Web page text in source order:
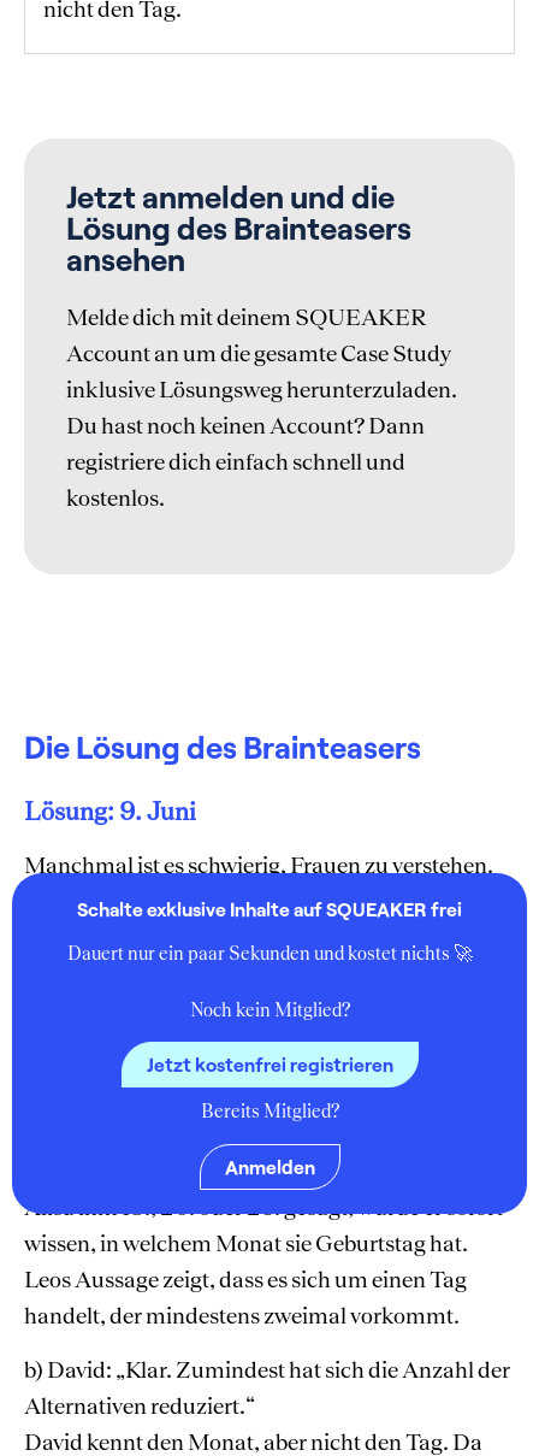
nicht den Tag.
Jetzt anmelden und die
Lösung des Brainteasers
ansehen
Melde dich mit deinem SQUEAKER
Account an um die gesamte Case Study
inklusive Lösungsweg herunterzuladen.
Du hast noch keinen Account? Dann
registriere dich einfach schnell und
kostenlos.
Die Lösung des Brainteasers
Lösung: 9. Juni
Manchmal ist es schwierig, Frauen zu verstehen.
Die Jungs können das aber schaffen, wenn sie sich
Tage, nämlich 18., 20. und 23., kommen nur
einmal vor.
a) Leo: „Ich kann nicht sagen, wann sie Geburtstag
Leo weiß den Tag, aber nicht den Monat. Hätte
Alisa ihm 18., 20. oder 23. gesagt, würde er sofort
wissen, in welchem Monat sie Geburtstag hat.
Leos Aussage zeigt, dass es sich um einen Tag
handelt, der mindestens zweimal vorkommt.
b) David: „Klar. Zumindest hat sich die Anzahl der
Alternativen reduziert.“
David kennt den Monat, aber nicht den Tag. Da
Schalte exklusive Inhalte auf SQUEAKER frei
Dauert nur ein paar Sekunden und kostet nichts 🚀
Noch kein Mitglied?
Jetzt kostenfrei registrieren
Bereits Mitglied?
Anmelden